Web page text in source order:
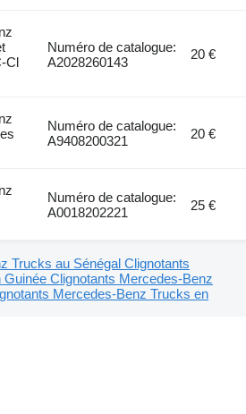
Cl
Numéro de catalogue:
A2028260143
20 €
Numéro de catalogue:
A9408200321
20 €
Numéro de catalogue:
A0018202221
25 €
Trucks au Sénégal Clignotants
Guinée Clignotants Mercedes-Benz
Mercedes-Benz Trucks en